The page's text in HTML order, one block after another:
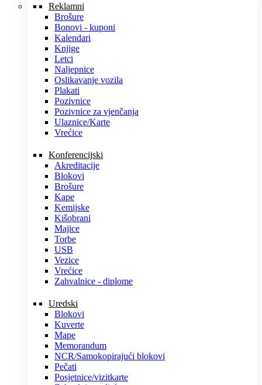
Reklamni
Brošure
Bonovi - kuponi
Kalendari
Knjige
Letci
Naljepnice
Oslikavanje vozila
Plakati
Pozivnice
Pozivnice za vjenčanja
Ulaznice/Karte
Vrećice
Konferencijski
Akreditacije
Blokovi
Brošure
Kape
Kemijske
Kišobrani
Majice
Torbe
USB
Vezice
Vrećice
Zahvalnice - diplome
Uredski
Blokovi
Kuverte
Mape
Memorandum
NCR/Samokopirajući blokovi
Pečati
Posjetnice/vizitkarte